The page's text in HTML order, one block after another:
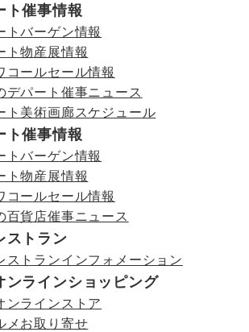
ト催事情報
トバーゲン情報
ト物産展情報
コールセール情報
デパート催事ニュース
ト美術画廊スケジュール
ト催事情報
トバーゲン情報
ト物産展情報
コールセール情報
百貨店催事ニュース
ストラン
ストランインフォメーション
ンラインショッピング
ンラインストア
メお取り寄せ